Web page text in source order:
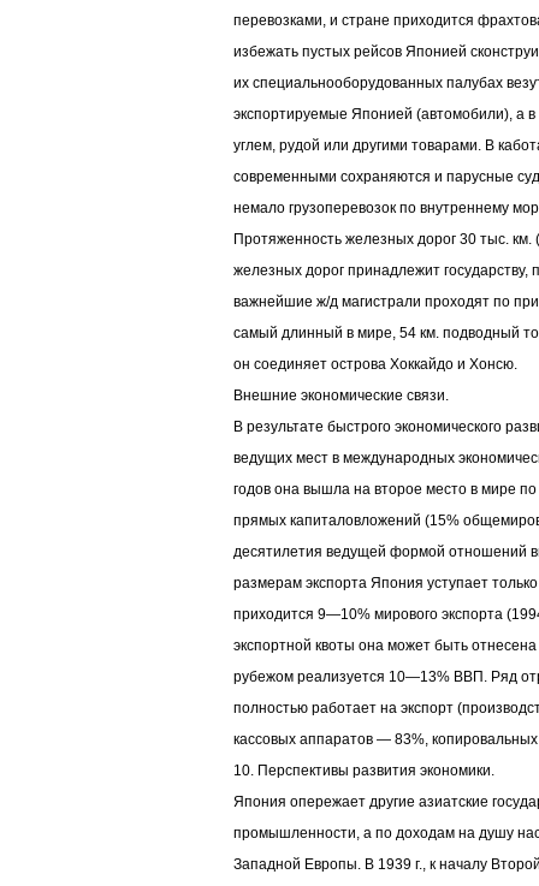
перевозками, и стране приходится
избежать пустых рейсов Японией
их специальнооборудованных палубах
экспортируемые Японией (автомобили), а
углем, рудой или другими товарами. В
современными сохраняются и парусные
немало грузоперевозок по внутреннему
Протяженность железных дорог 30 тыс. км.
железных дорог принадлежит
важнейшие ж/д магистрали проходят по
самый длинный в мире, 54 км. подводный
он соединяет острова Хоккайдо и Хонсю.
Внешние экономические связи.
В результате быстрого экономического
ведущих мест в международных
годов она вышла на второе место в мире
прямых капиталовложений (15%
десятилетия ведущей формой отношений
размерам экспорта Япония уступает
приходится 9—10% мирового экспорта
экспортной квоты она может быть
рубежом реализуется 10—13% ВВП. Ряд
полностью работает на экспорт
кассовых аппаратов — 83%,
10. Перспективы развития экономики.
Япония опережает другие азиатские
промышленности, а по доходам на душу
Западной Европы. В 1939 г., к началу